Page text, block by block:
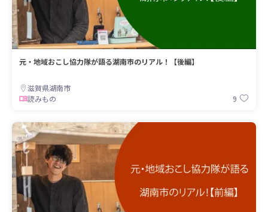
元・地域おこし協力隊が語る湖南市のリアル！【後編】
滋賀県湖南市
読みもの
9